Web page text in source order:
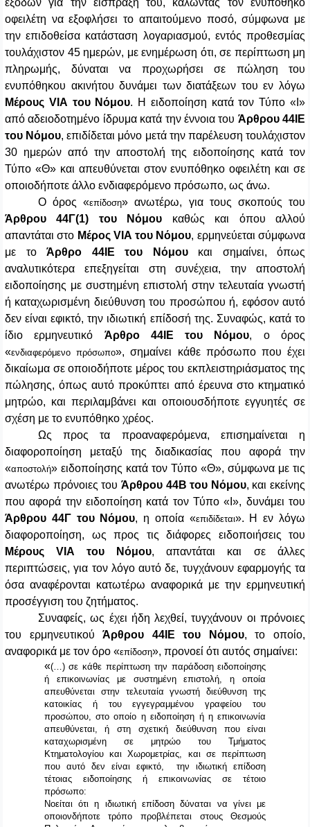
οφειλέτη να εξοφλήσει το απαιτούμενο ποσό, σύμφωνα με
την επιδοθείσα κατάσταση λογαριασμού, εντός προθεσμίας
τουλάχιστον 45 ημερών, με ενημέρωση ότι, σε περίπτωση μη
πληρωμής, δύναται να προχωρήσει σε πώληση του
ενυπόθηκου ακινήτου δυνάμει των διατάξεων του εν λόγω
Μέρους VIA του Νόμου. Η ειδοποίηση κατά τον Τύπο «Ι»
από αδειοδοτημένο ίδρυμα κατά την έννοια του Άρθρου 44ΙΕ
του Νόμου, επιδίδεται μόνο μετά την παρέλευση τουλάχιστον
30 ημερών από την αποστολή της ειδοποίησης κατά τον
Τύπο «Θ» και απευθύνεται στον ενυπόθηκο οφειλέτη και σε
οποιοδήποτε άλλο ενδιαφερόμενο πρόσωπο, ως άνω.
Ο όρος «επίδοση» ανωτέρω, για τους σκοπούς του
Άρθρου 44Γ(1)
του Νόμου καθώς και όπου αλλού
απαντάται στο Μέρος VIA του Νόμου, ερμηνεύεται σύμφωνα
με το Άρθρο 44ΙΕ του Νόμουκαι σημαίνει, όπως
αναλυτικότερα επεξηγείται στη συνέχεια, την αποστολή
ειδοποίησης με συστημένη επιστολή στην τελευταία γνωστή
ή καταχωρισμένη διεύθυνση του προσώπου ή, εφόσον αυτό
δεν είναι εφικτό, την ιδιωτική επίδοσή της. Συναφώς, κατά το
ίδιο ερμηνευτικό Άρθρο 44ΙΕ του Νόμου, ο όρος
«ενδιαφερόμενο πρόσωπο», σημαίνει κάθε πρόσωπο που έχει
δικαίωμα σε οποιοδήποτε μέρος του εκπλειστηριάσματος της
πώλησης, όπως αυτό προκύπτει από έρευνα στο κτηματικό
μητρώο, και περιλαμβάνει και οποιουσδήποτε εγγυητές σε
σχέση με το ενυπόθηκο χρέος.
Ως προς τα προαναφερόμενα, επισημαίνεται η
διαφοροποίηση μεταξύ της διαδικασίας που αφορά την
«αποστολή» ειδοποίησης κατά τον Τύπο «Θ», σύμφωνα με τις
ανωτέρω πρόνοιες του Άρθρου 44Β του Νόμου, και εκείνης
που αφορά την ειδοποίηση κατά τον Τύπο «Ι», δυνάμει του
Άρθρου 44Γ του Νόμου, η οποία «επιδίδεται». Η εν λόγω
διαφοροποίηση, ως προς τις διάφορες ειδοποιήσεις του
Μέρους VIA του Νόμου, απαντάται και σε άλλες
περιπτώσεις, για τον λόγο αυτό δε, τυγχάνουν εφαρμογής τα
όσα αναφέρονται κατωτέρω αναφορικά με την ερμηνευτική
προσέγγιση του ζητήματος.
Συναφείς, ως έχει ήδη λεχθεί, τυγχάνουν οι πρόνοιες
του ερμηνευτικούΆρθρου 44ΙΕ του Νόμου, το οποίο,
αναφορικά με τον όρο «επίδοση», προνοεί ότι αυτός σημαίνει:
«(…) σε κάθε περίπτωση την παράδοση ειδοποίησης
ή επικοινωνίας με συστημένη επιστολή, η οποία
απευθύνεται στην τελευταία γνωστή διεύθυνση της
κατοικίας ή του εγγεγραμμένου γραφείου του
προσώπου, στο οποίο η ειδοποίηση ή η επικοινωνία
απευθύνεται, ή στη σχετική διεύθυνση που είναι
καταχωρισμένη σε μητρώο του Τμήματος
Κτηματολογίου και Χωρομετρίας, και σε περίπτωση
που αυτό δεν είναι εφικτό, την ιδιωτική επίδοση
τέτοιας ειδοποίησης ή επικοινωνίας σε τέτοιο
πρόσωπο:
Νοείται ότι η ιδιωτική επίδοση δύναται να γίνει με
οποιονδήποτε τρόπο προβλέπεται στους Θεσμούς